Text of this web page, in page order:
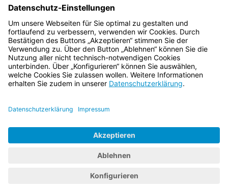
§ 5 Einberufung
§ 6 Beschlussfassung
§ 7 Ausschüsse, Klassenkonferenz
Bayern.de
BayernPortal
Impressum